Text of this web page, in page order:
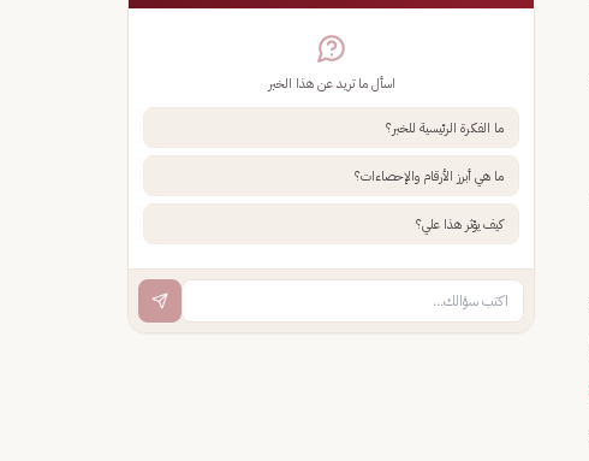
اسأل ما تريد عن هذا الخبر
ما الفكرة الرئيسية للخبر؟
ما هي أبرز الأرقام والإحصاءات؟
كيف يؤثر هذا علي؟